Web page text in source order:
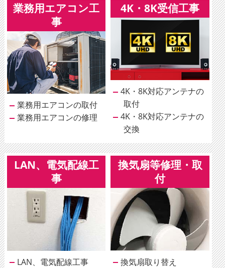
業務用エアコン工
事
業務用エアコンの取付
業務用エアコンの修理
4K・8K受信工事
4K・8K対応アンテナの
取付
4K・8K対応アンテナの
交換
LAN、電気配線工
事
LAN、電気配線工事
換気扇等修理・取
付
換気扇取り替え